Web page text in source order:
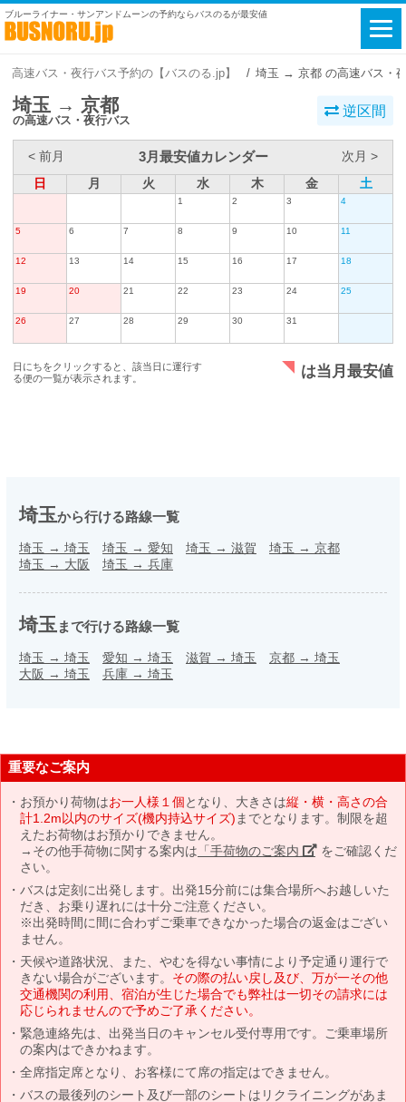
ブルーライナー・サンアンドムーンの予約ならバスのるが最安値
高速バス・夜行バス予約の【バスのる.jp】 埼玉 → 京都 の高速バス・
埼玉 → 京都
の高速バス・夜行バス
逆区間
< 前月 3月最安値カレンダー
次月 >
日
月 火 水 木 金 土
1 2 3 4
5 6 7 8 9 10 11
12 13 14 15 16 17 18
19 20 21 22 23 24 25
26 27 28 29 30 31
日にちをクリックすると、該当日に運行す
る便の一覧が表示されます。
は当月最安値
埼玉から行ける路線一覧
埼玉 → 埼玉 埼玉 → 愛知 埼玉 → 滋賀 埼玉 → 京都
埼玉 → 大阪 埼玉 → 兵庫
埼玉 まで行ける路線一覧
埼玉 → 埼玉 愛知 → 埼玉 滋賀 → 埼玉 京都 → 埼玉
大阪 → 埼玉 兵庫 → 埼玉
重要なご案内
お預かり荷物はお一人様１個となり、大きさは縦・横・高さの合
計1.2m以内のサイズ(機内持込サイズ) までとなります。制限を超
えたお荷物はお預かりできません。
→その他手荷物に関する案内は 「手荷物のご案内」 をご確認くだ
さい。
バスは定刻に出発します。出発15分前には集合場所へお越しいた
だき、お乗り遅れには十分ご注意ください。
※出発時間に間に合わずご乗車できなかった場合の返金はござい
ません。
天候や道路状況、また、やむを得ない事情により予定通り運行で
きない場合がございます。 その際の払い戻し及び、万が一その他
交通機関の利用、宿泊が生じた場合でも弊社は一切その請求には
応じられませんので予めご了承ください。
緊急連絡先は、出発当日のキャンセル受付専用です。ご乗車場所
の案内はできかねます。
全席指定席となり、お客様にて席の指定はできません。
バスの最後列のシート及び一部のシートはリクライニングがあま